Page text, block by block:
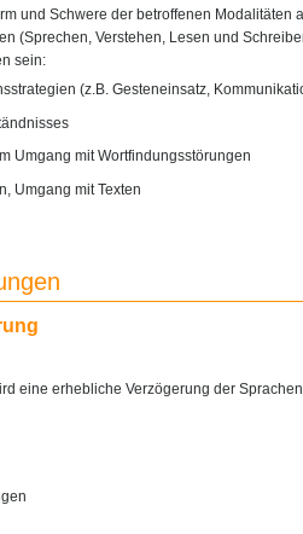
und Schwere der betroffenen Modalitäten
(Sprechen, Verstehen, Lesen und
sein:
(z.B. Gesteneinsatz,
Umgang mit Wortfindungsstörungen
Umgang mit Texten
eine erhebliche Verzögerung der